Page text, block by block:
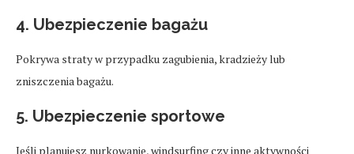
4. Ubezpieczenie bagażu
Pokrywa straty w przypadku zagubienia, kradzieży lub
zniszczenia bagażu.
5. Ubezpieczenie sportowe
Jeśli planujesz nurkowanie, windsurfing czy inne aktywności